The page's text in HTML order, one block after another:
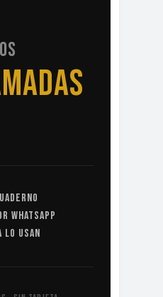
WHATSAPP
LO USAN